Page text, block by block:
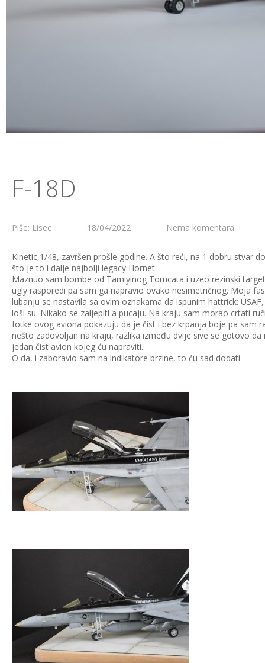
F-18D
Piše: Lisec 18/04/2022 Nema komentara
Kinetic,1/48, završen prošle godine. A što reći, na 1 dobru stvar
što je to i dalje najbolji legacy Hornet.
Maznuo sam bombe od Tamiyinog Tomcata i uzeo rezinski
ugly rasporedi pa sam ga napravio ovako nesimetričnog. Moja
lubanju se nastavila sa ovim oznakama da ispunim hattrick:
loši su. Nikako se zaljepiti a pucaju. Na kraju sam morao crtati
fotke ovog aviona pokazuju da je čist i bez krpanja boje pa sam
nešto zadovoljan na kraju, razlika između dvije sive se gotovo
jedan čist avion kojeg ću napraviti.
O da, i zaboravio sam na indikatore brzine, to ću sad dodati